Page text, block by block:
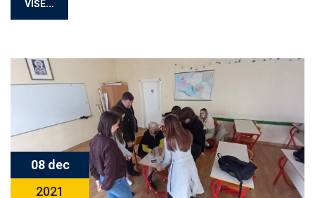
VIŠE...
08 dec
2021